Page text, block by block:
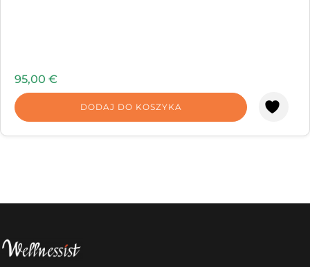
95,00 €
DODAJ DO KOSZYKA